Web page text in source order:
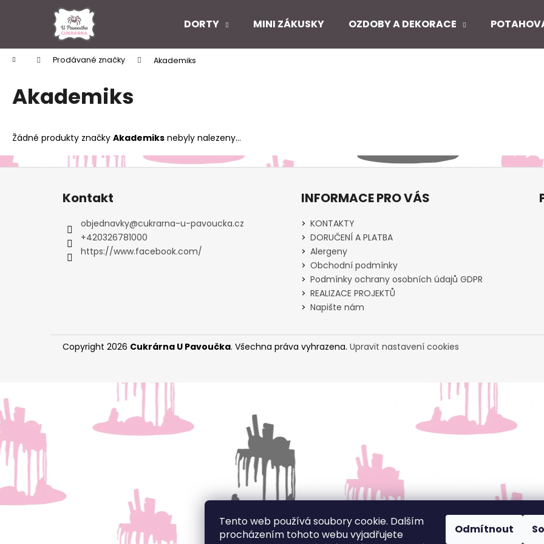
Tento web používá soubory cookie. Dalším
procházením tohoto webu vyjadřujete
Odmítnout
DORTY MINI ZÁKUSKY OZDOBY A DEKORACE
Domů Prodávané značky Akademiks
Akademiks
Žádné produkty značky Akademiks nebyly nalezeny...
í
Zpět
do
obchodu
Zpět
do
obchodu
Doporučujeme
Z
Kontakt
objednavky@cukrarna-u-pavoucka.cz
+420326781000
https://www.facebook.com/
INFORMACE PRO VÁS
KONTAKTY
DORUČENÍ A PLATBA
Alergeny
Obchodní podmínky
Podmínky ochrany osobních údajů GDPR
REALIZACE PROJEKTŮ
Napište nám
Copyright 2026 Cukrárna U Pavoučka. Všechna práva vyhrazena. Upravit nastavení cookies